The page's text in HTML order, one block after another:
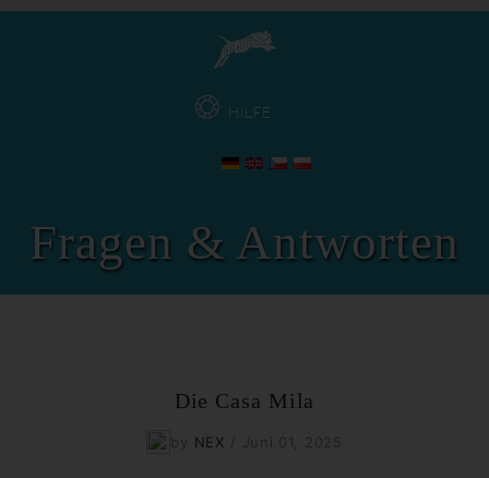
HILFE
Fragen & Antworten
Die Casa Mila
NEX